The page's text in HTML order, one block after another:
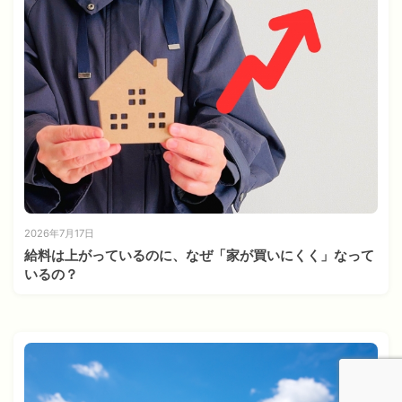
2026年7月17日
給料は上がっているのに、なぜ「家が買いにくく」なって
いるの？